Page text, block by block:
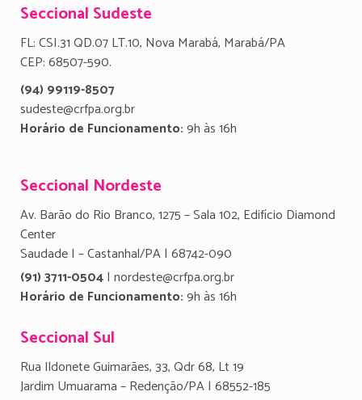
Seccional Sudeste
FL: CSI.31 QD.07 LT.10, Nova Marabá, Marabá/PA
CEP: 68507-590.
(94) 99119-8507
sudeste@crfpa.org.br
Horário de Funcionamento:9h às 16h
Seccional Nordeste
Av. Barão do Rio Branco, 1275 – Sala 102, Edifício Diamond
Center
Saudade I – Castanhal/PA | 68742-090
(91) 3711-0504| nordeste@crfpa.org.br
Horário de Funcionamento:9h às 16h
Seccional Sul
Rua Ildonete Guimarães, 33, Qdr 68, Lt 19
Jardim Umuarama – Redenção/PA | 68552-185